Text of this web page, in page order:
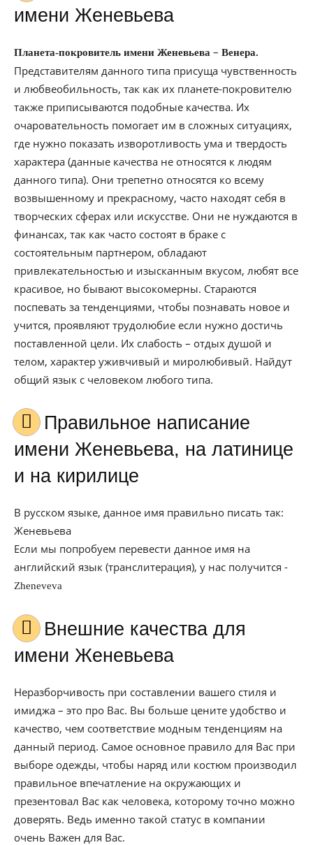
имени Женевьева
Планета-покровитель имени Женевьева – Венера.
Представителям данного типа присуща чувственность
и любвеобильность, так как их планете-покровителю
также приписываются подобные качества. Их
очаровательность помогает им в сложных ситуациях,
где нужно показать изворотливость ума и твердость
характера (данные качества не относятся к людям
данного типа). Они трепетно относятся ко всему
возвышенному и прекрасному, часто находят себя в
творческих сферах или искусстве. Они не нуждаются в
финансах, так как часто состоят в браке с
состоятельным партнером, обладают
привлекательностью и изысканным вкусом, любят все
красивое, но бывают высокомерны. Стараются
поспевать за тенденциями, чтобы познавать новое и
учится, проявляют трудолюбие если нужно достичь
поставленной цели. Их слабость – отдых душой и
телом, характер уживчивый и миролюбивый. Найдут
общий язык с человеком любого типа.
Правильное написание
имени Женевьева, на латинице
и на кирилице
В русском языке, данное имя правильно писать так:
Женевьева
Если мы попробуем перевести данное имя на
английский язык (транслитерация), у нас получится -
Zheneveva
Внешние качества для
имени Женевьева
Неразборчивость при составлении вашего стиля и
имиджа – это про Вас. Вы больше цените удобство и
качество, чем соответствие модным тенденциям на
данный период. Самое основное правило для Вас при
выборе одежды, чтобы наряд или костюм производил
правильное впечатление на окружающих и
презентовал Вас как человека, которому точно можно
доверять. Ведь именно такой статус в компании
очень Важен для Вас.